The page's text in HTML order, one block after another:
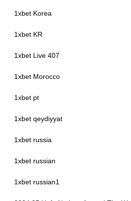
1xbet Korea
1xbet KR
1xbet Live 407
1xbet Morocco
1xbet pt
1xbet qeydiyyat
1xbet russia
1xbet russian
1xbet russian1